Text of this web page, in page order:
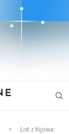
List z Kijowa: